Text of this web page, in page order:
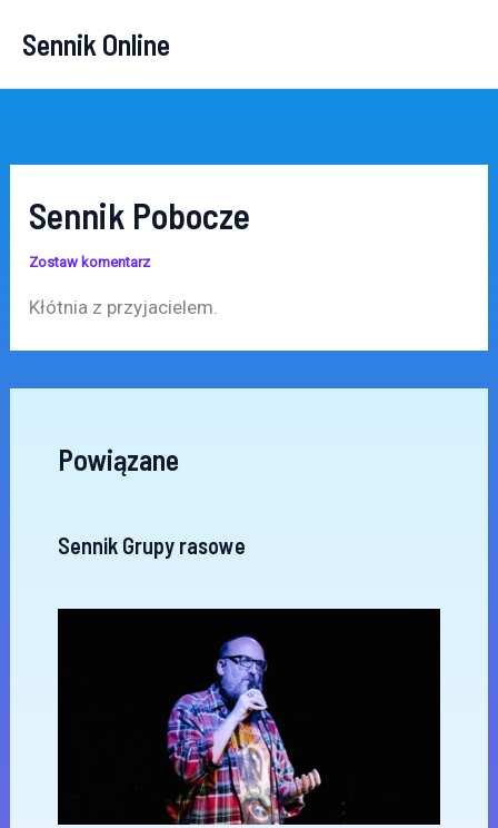
Sennik Online
Sennik Pobocze
Zostaw komentarz
Kłótnia z przyjacielem.
Powiązane
Sennik Grupy rasowe